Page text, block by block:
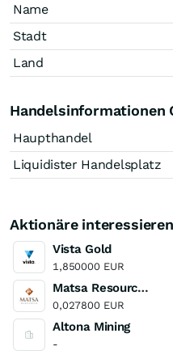
Name
Stadt
Land
Handelsinformationen
Haupthandel
Liquidister Handelsplatz
Aktionäre
Vista Gold
1,850000 EUR
Matsa Resources
0,027800 EUR
Altona Mining
-